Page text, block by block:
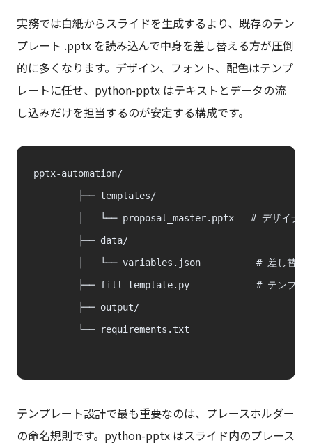
実務では白紙からスライドを生成するより、既存のテン
プレート .pptx を読み込んで中身を差し替える方が圧倒
的に多くなります。デザイン、フォント、配色はテンプ
レートに任せ、python-pptx はテキストとデータの流
し込みだけを担当するのが安定する構成です。
pptx-automation/
        ├── templates/
│   └── proposal_master.pptx   # デザイナー
        ├── data/
│   └── variables.json          # 差し替え
├── fill_template.py            # テンプレ読
        ├── output/
        └── requirements.txt
テンプレート設計で最も重要なのは、プレースホルダー
の命名規則です。python-pptx はスライド内のプレース